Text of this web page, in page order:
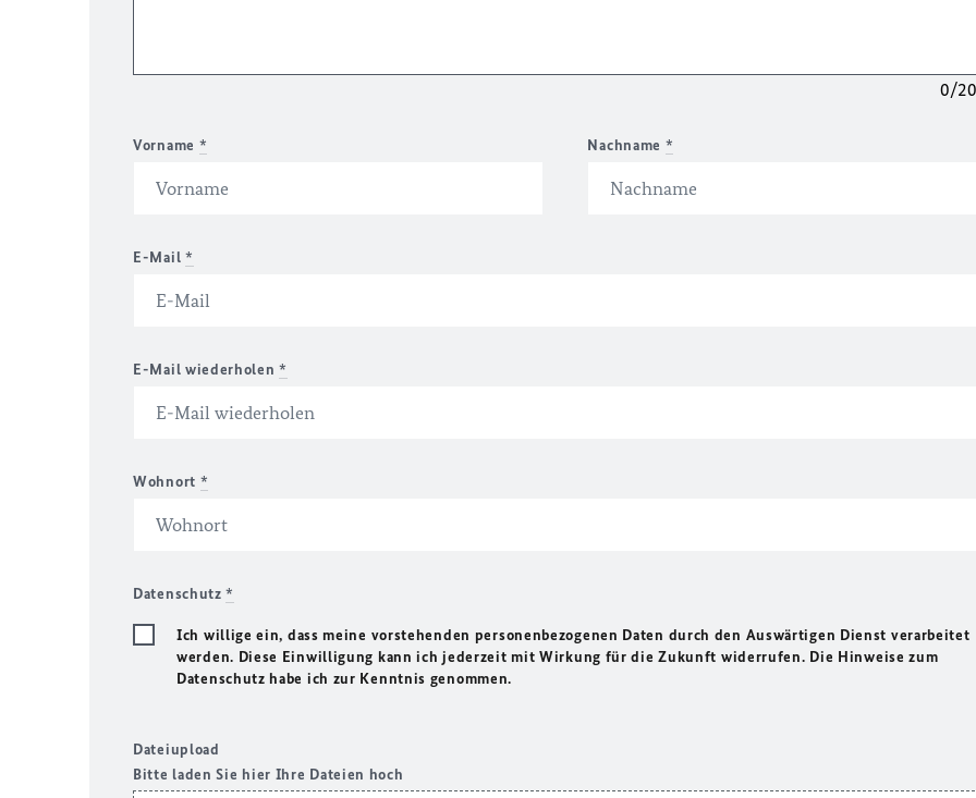
0/
Vorname * Nachname *
E-Mail *
E-Mail wiederholen*
Wohnort *
Datenschutz*
Ich willige ein, dass meine vorstehenden personenbezogenen Daten durch den Auswärtigen Dienst verarbeitet
werden. Diese Einwilligung kann ich jederzeit mit Wirkung für die Zukunft widerrufen. Die Hinweise zum
Datenschutz habe ich zur Kenntnis genommen.
Dateiupload
Bitte laden Sie hier Ihre Dateien hoch